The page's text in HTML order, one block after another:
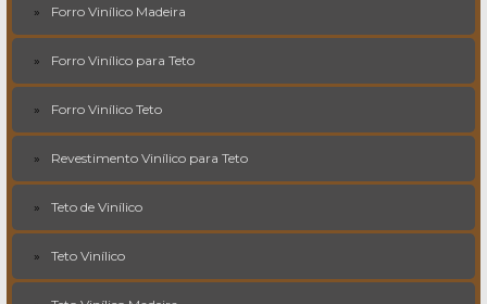
Forro Vinílico Madeira
Forro Vinílico para Teto
Forro Vinílico Teto
Revestimento Vinílico para Teto
Teto de Vinílico
Teto Vinílico